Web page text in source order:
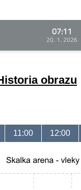
07:11
20. 1. 2026
obrazu
11:00 12:00